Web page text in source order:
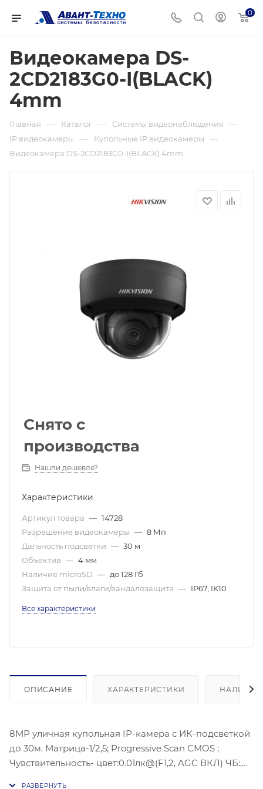
0
Видеокамера DS-
2CD2183G0-I(BLACK)
4mm
Главная — Каталог — Системы видеонаблюдения —
IP видеокамеры — Купольные IP видеокамеры —
Видеокамера DS-2CD2183G0-I(BLACK) 4mm
Снято с
производства
Нашли дешевле?
Характеристики
Артикул товара — 14728
Разрешение видеокамеры — 8 Мп
Дальность подсветки — 30 м
Объектив — 4 мм
Наличие microSD — до 128 Гб
Защита от пыли/влаги/вандалозащита — IP67, IK10
Все характеристики
ОПИСАНИЕ ХАРАКТЕРИСТИКИ НАЛИЧИЕ
8МР уличная купольная IP-камера с ИК-подсветкой
до 30м. Матрица-1/2,5; Progressive Scan CMOS ;
Чувствительность- цвет:0.01лк@(F1,2, AGC ВКЛ) ЧБ:,